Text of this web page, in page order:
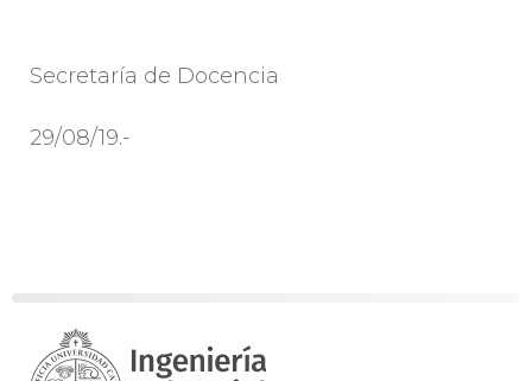
Secretaría de Docencia
29/08/19.-